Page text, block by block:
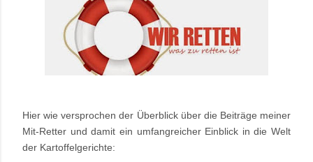
Hier wie versprochen der Überblick über die Beiträge meiner
Mit-Retter und damit ein umfangreicher Einblick in die Welt
der Kartoffelgerichte: